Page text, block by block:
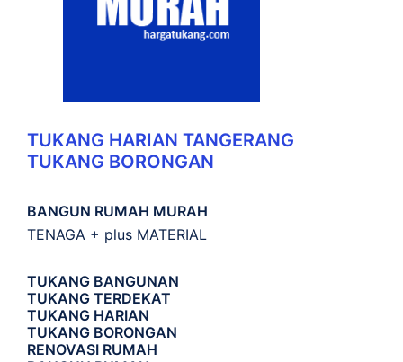
TUKANG HARIAN TANGERANG
TUKANG BORONGAN
BANGUN RUMAH MURAH
TENAGA + plus MATERIAL
TUKANG BANGUNAN
TUKANG TERDEKAT
TUKANG HARIAN
TUKANG BORONGAN
RENOVASI RUMAH